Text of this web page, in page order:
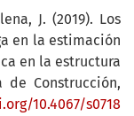
J. (2019). Los
en la estimación
en la estructura
Construcción,
10.4067/s0718